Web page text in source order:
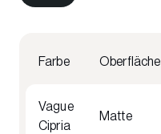
Farbe Oberfläche
Vague
Cipria
Matte